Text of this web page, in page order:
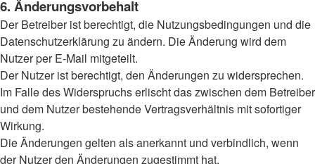
6. Änderungsvorbehalt
Der Betreiber ist berechtigt, die Nutzungsbedingungen und die
Datenschutzerklärung zu ändern. Die Änderung wird dem
Nutzer per E-Mail mitgeteilt.
Der Nutzer ist berechtigt, den Änderungen zu widersprechen.
Im Falle des Widerspruchs erlischt das zwischen dem Betreiber
und dem Nutzer bestehende Vertragsverhältnis mit sofortiger
Wirkung.
Die Änderungen gelten als anerkannt und verbindlich, wenn
der Nutzer den Änderungen zugestimmt hat.